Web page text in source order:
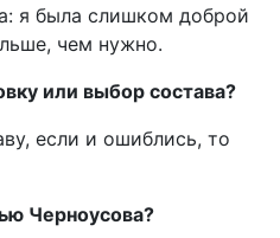
я была слишком доброй
чем нужно.
или выбор состава?
если и ошиблись, то
Черноусова?